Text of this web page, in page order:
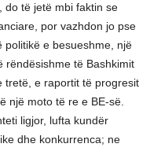
do të jetë mbi faktin se
por vazhdon jo pse
politikë e besueshme, një
rëndësishme të Bashkimit
tretë, e raportit të progresit
një moto të re e BE-së.
ligjor, lufta kundër
dhe konkurrenca; ne